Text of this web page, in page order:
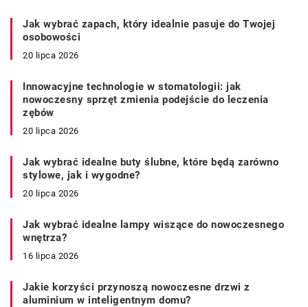
Jak wybrać zapach, który idealnie pasuje do Twojej
osobowości
20 lipca 2026
Innowacyjne technologie w stomatologii: jak
nowoczesny sprzęt zmienia podejście do leczenia
zębów
20 lipca 2026
Jak wybrać idealne buty ślubne, które będą zarówno
stylowe, jak i wygodne?
20 lipca 2026
Jak wybrać idealne lampy wiszące do nowoczesnego
wnętrza?
16 lipca 2026
Jakie korzyści przynoszą nowoczesne drzwi z
aluminium w inteligentnym domu?